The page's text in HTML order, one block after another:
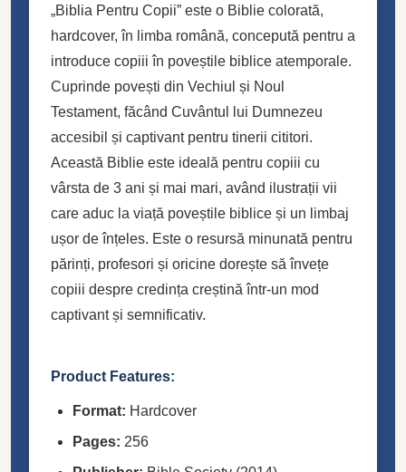
„Biblia Pentru Copii” este o Biblie colorată,
hardcover, în limba română, concepută pentru a
introduce copiii în poveștile biblice atemporale.
Cuprinde povești din Vechiul și Noul
Testament, făcând Cuvântul lui Dumnezeu
accesibil și captivant pentru tinerii cititori.
Această Biblie este ideală pentru copiii cu
vârsta de 3 ani și mai mari, având ilustrații vii
care aduc la viață poveștile biblice și un limbaj
ușor de înțeles. Este o resursă minunată pentru
părinți, profesori și oricine dorește să învețe
copiii despre credința creștină într-un mod
captivant și semnificativ.
Product Features:
Format: Hardcover
Pages: 256